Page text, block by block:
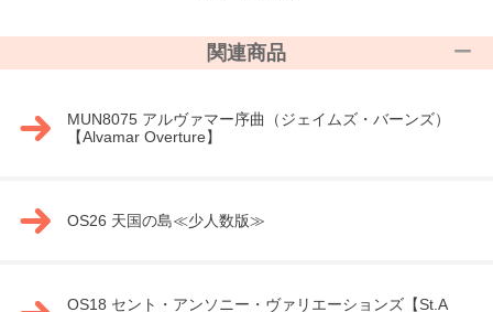
関連商品
MUN8075 アルヴァマー序曲（ジェイムズ・バーンズ）
【Alvamar Overture】
OS26 天国の島≪少人数版≫
OS18 セント・アンソニー・ヴァリエーションズ【St.A